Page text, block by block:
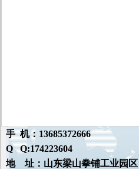
手 机：13685372666
Q Q:174223604
地 址：山东梁山拳铺工业园区